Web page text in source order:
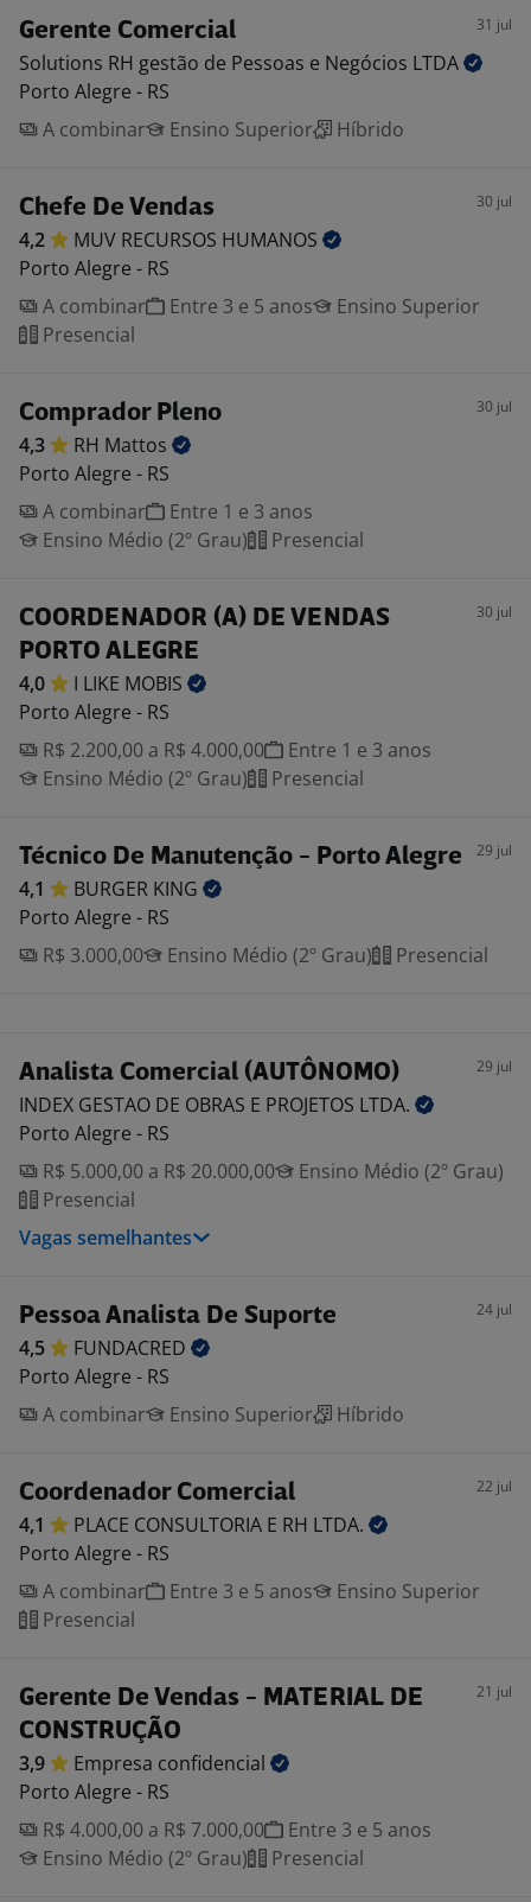
Gerente Comercial 31 jul
Solutions RH gestão de Pessoas e Negócios LTDA
Porto Alegre - RS
A combinar
Ensino Superior Híbrido
Chefe De Vendas 30 jul
4,2 MUV RECURSOS HUMANOS
Porto Alegre - RS
A combinar
Entre 3 e 5 anos
Ensino Superior
Presencial
Comprador Pleno 30 jul
4,3 RH Mattos
Porto Alegre - RS
A combinar
Entre 1 e 3 anos
Ensino Médio (2º Grau)
Presencial
COORDENADOR (A) DE VENDAS
PORTO ALEGRE
30 jul
4,0 I LIKE MOBIS
Porto Alegre - RS
R$ 2.200,00 a R$ 4.000,00
Entre 1 e 3 anos
Ensino Médio (2º Grau)
Presencial
Técnico De Manutenção - Porto Alegre 29 jul
4,1 BURGER KING
Porto Alegre - RS
R$ 3.000,00
Ensino Médio (2º Grau) Presencial
Analista Comercial (AUTÔNOMO) 29 jul
INDEX GESTAO DE OBRAS E PROJETOS LTDA.
Porto Alegre - RS
R$ 5.000,00 a R$ 20.000,00
Ensino Médio (2º Grau)
Presencial
Vagas semelhantes
Pessoa Analista De Suporte 24 jul
4,5
FUNDACRED
Porto Alegre - RS
A combinar
Ensino Superior Híbrido
Coordenador Comercial 22 jul
4,1 PLACE CONSULTORIA E RH LTDA.
Porto Alegre - RS
A combinar
Entre 3 e 5 anos
Ensino Superior
Presencial
Gerente De Vendas - MATERIAL DE
CONSTRUÇÃO
21 jul
3,9 Empresa confidencial
Porto Alegre - RS
R$ 4.000,00 a R$ 7.000,00
Entre 3 e 5 anos
Ensino Médio (2º Grau)
Presencial